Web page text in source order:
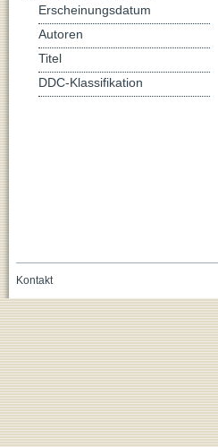
Erscheinungsdatum
Autoren
Titel
DDC-Klassifikation
Kontakt